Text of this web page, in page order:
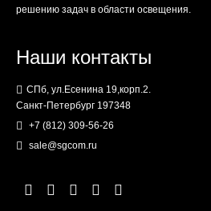
решению задач в области освещения.
Наши контакты
СПб, ул.Есенина 19,корп.2.
Санкт-Петербург 197348
+7 (812) 309-56-26
sale@sgcom.ru